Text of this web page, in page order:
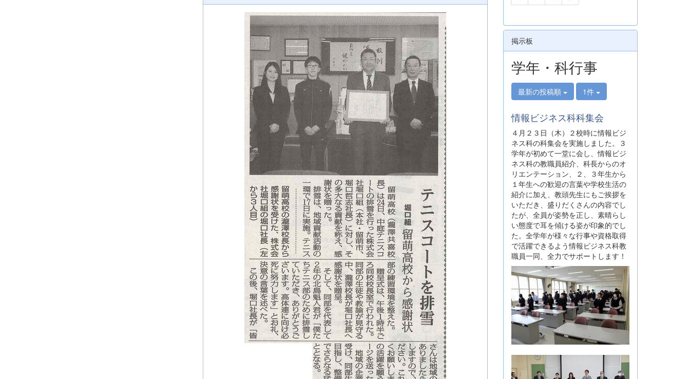
掲示板
学年・科行事
最新の投稿順 1件
情報ビジネス科科集会
４月２３日（木）２校時に情報ビジ
ネス科の科集会を実施しました。３
学年が初めて一堂に会し、情報ビジ
ネス科の教職員紹介、科長からのオ
リエンテーション、２、３年生から
１年生への歓迎の言葉や学校生活の
紹介に加え、教頭先生にもご挨拶を
いただき、盛りだくさんの内容でし
たが、全員が姿勢を正し、素晴らし
い態度で耳を傾ける姿が印象的でし
た。全学年が様々な行事や資格取得
で活躍できるよう情報ビジネス科教
職員一同、全力でサポートします！